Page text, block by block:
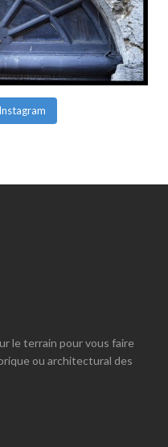
le terrain pour vous faire
ou architectural des